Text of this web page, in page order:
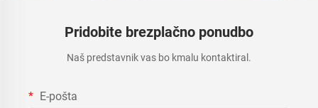
Pridobite brezplačno ponudbo
Naš predstavnik vas bo kmalu kontaktiral.
E-pošta